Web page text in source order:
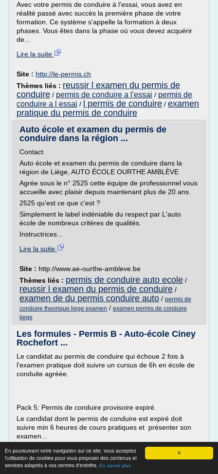
X
En poursuivant votre navigation sur ce site, vous acceptez
l'utilisation de cookies pour vous proposer des contenus et
services adaptés à vos centres d'intérêts. En savoir plus
Avec votre permis de conduire à l'essai, vous avez en
réalité passé avec succès la première phase de votre
formation. Ce système s'appelle la formation à deux
phases. Vous êtes dans la phase où vous devez acquérir
de...
Lire la suite
Site : http://le-permis.ch
Thèmes liés : reussir l examen du permis de
conduire / permis de conduire a l'essai / permis de
conduire a l essai / l permis de conduire / examen
pratique du permis de conduire
Auto école et examen du permis de
conduire dans la région ...
Contact
Auto école et examen du permis de conduire dans la
région de Liège, AUTO ÉCOLE OURTHE AMBLÈVE
Agrée sous le n° 2525 cette équipe de professionnel vous
accueille avec plaisir depuis maintenant plus de 20 ans.
2525 qu'est ce que c'est ?
Simplement le label indéniable du respect par L'auto
école de nombreux critères de qualités.
Instructrices...
Lire la suite
Site : http://www.ae-ourthe-ambleve.be
Thèmes liés : permis de conduire auto ecole /
reussir l examen du permis de conduire /
examen de du permis conduire auto / permis de
conduire theorique liege examen / examen permis de conduire
liege
Les formules - Permis B - Auto-école Ciney
Rochefort ...
Le candidat au permis de conduire qui échoue 2 fois à
l'examen pratique doit suivre un cursus de 6h en école de
conduite agréée.
Pack 5: Permis de conduire provisoire expiré.
Le candidat dont le permis de conduire est expiré doit
suivre min 6 heures de cours pratiques et présenter son
examen...
Lire la suite
Date: 2018-04-26 09:07:27
Site :